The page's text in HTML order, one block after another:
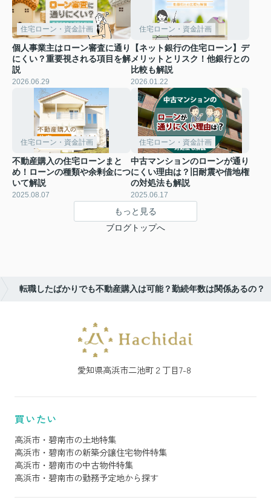
住宅ローン・資金計画
個人事業主はローン審査に通り
にくい？重要視される項目を解
説
2026.06.29
住宅ローン・資金計画
【ネット銀行の住宅ローン】デ
メリットとリスク！他銀行との
比較も解説
2026.01.22
住宅ローン・資金計画
不動産購入の住宅ローンまと
め！ローンの種類や余剰金につ
いて解説
2025.08.07
住宅ローン・資金計画
中古マンションのローンが通り
にくい理由は？旧耐震や借地権
の対処法も解説
2025.06.17
もっと見る
ブログトップへ
転職したばかりでも不動産購入は可能？勤続年数は関係あるの？
愛知県高浜市二池町２丁目7-8
買いたい
高浜市・碧南市の土地特集
高浜市・碧南市の新築分譲住宅物件特集
高浜市・碧南市の中古物件特集
高浜市・碧南市の勤務予定地から探す